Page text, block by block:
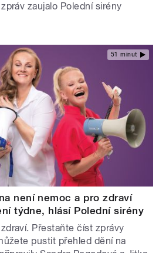
zaujalo Polední sirény
51 minut
není nemoc a pro zdraví
týdne, hlásí Polední sirény
Přestaňte číst zprávy
pustit přehled dění na